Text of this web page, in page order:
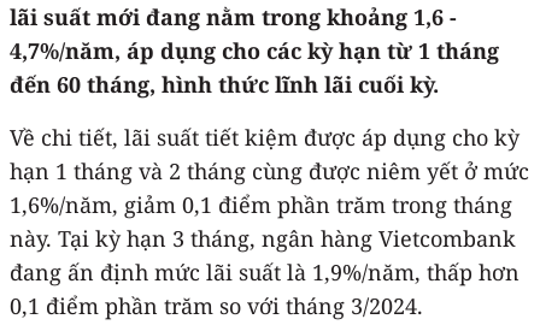
lãi suất mới đang nằm trong khoảng 1,6 -
4,7%/năm, áp dụng cho các kỳ hạn từ 1 tháng
đến 60 tháng, hình thức lĩnh lãi cuối kỳ.
Về chi tiết, lãi suất tiết kiệm được áp dụng cho kỳ
hạn 1 tháng và 2 tháng cùng được niêm yết ở mức
1,6%/năm, giảm 0,1 điểm phần trăm trong tháng
này. Tại kỳ hạn 3 tháng, ngân hàng Vietcombank
đang ấn định mức lãi suất là 1,9%/năm, thấp hơn
0,1 điểm phần trăm so với tháng 3/2024.